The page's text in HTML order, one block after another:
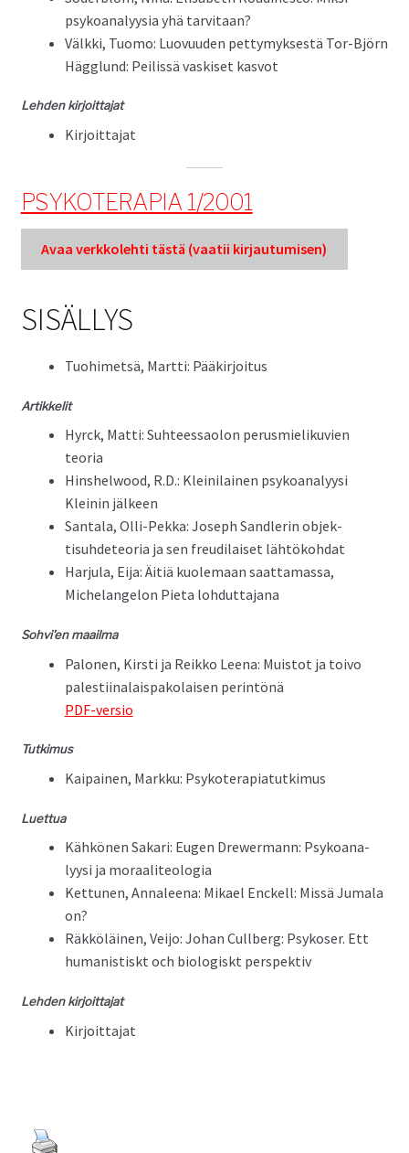
psyko­ana­lyysia yhä tarvitaan?
Välk­ki, Tuo­mo: Luovu­u­den pet­tymyk­ses­tä Tor-Björn
Häg­glu­nd: Peilis­sä vaskiset kasvot
Lehden kir­joit­ta­jat
Kir­joit­ta­jat
PSYKOTERAPIA 1/2001
Avaa verkkole­hti tästä (vaatii kir­jau­tu­misen)
SISÄLLYS
Tuo­himet­sä, Mart­ti: Pääkirjoitus
Artikke­lit
Hyr­ck, Mat­ti: Suh­teessaolon perus­mieliku­vien
teoria
Hin­shel­wood, R.D.: Kleini­lainen psyko­ana­lyysi
Kleinin jälkeen
San­ta­la, Olli-Pekka: Joseph San­d­lerin objek­
tisuhde­teo­ria ja sen freudi­laiset lähtökohdat
Har­ju­la, Eija: Äitiä kuole­maan saat­ta­mas­sa,
Michelan­gelon Pieta lohduttajana
Sohvi’en maail­ma
Palo­nen, Kirsti ja Reikko Leena: Muis­tot ja toi­vo
palesti­inalais­pako­laisen per­in­tönä
PDF-ver­sio
Tutkimus
Kaipainen, Markku: Psykoterapiatutkimus
Luet­tua
Kähkö­nen Sakari: Eugen Drew­er­mann: Psyko­ana­
lyysi ja moraaliteologia
Ket­tunen, Annaleena: Mikael Enck­ell: Mis­sä Jumala
on?
Räkköläi­nen, Vei­jo: Johan Cull­berg: Psykos­er. Ett
human­is­tiskt och biol­o­giskt perspektiv
Lehden kir­joit­ta­jat
Kir­joit­ta­jat